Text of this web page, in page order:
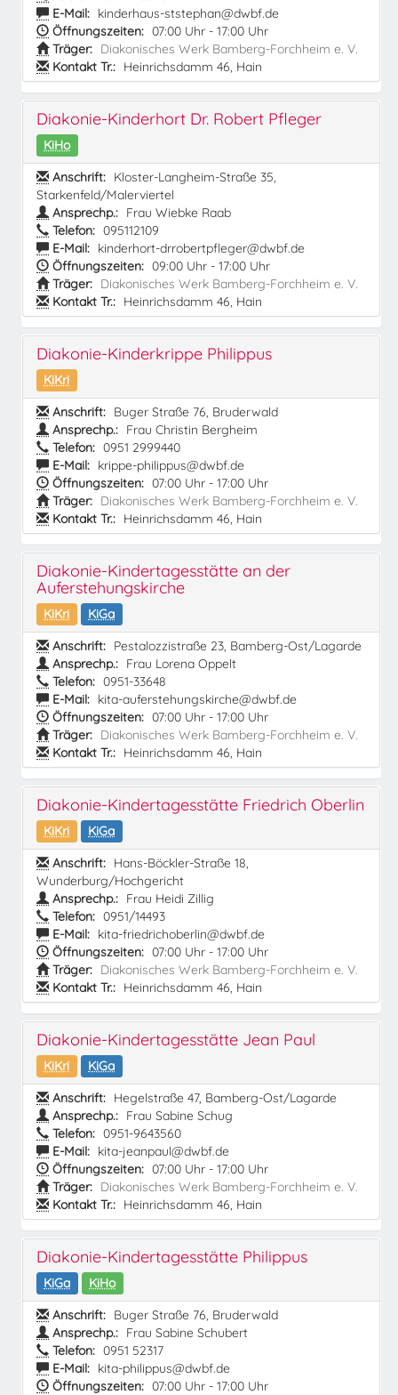
E-Mail: kinderhaus-ststephan@dwbf.de
Öffnungszeiten: 07:00 Uhr - 17:00 Uhr
Träger: Diakonisches Werk Bamberg-Forchheim e. V.
Kontakt Tr.: Heinrichsdamm 46, Hain
Diakonie-Kinderhort Dr. Robert Pfleger
KiHo
Anschrift: Kloster-Langheim-Straße 35,
Starkenfeld/Malerviertel
Ansprechp.: Frau Wiebke Raab
Telefon: 095112109
E-Mail: kinderhort-drrobertpfleger@dwbf.de
Öffnungszeiten: 09:00 Uhr - 17:00 Uhr
Träger: Diakonisches Werk Bamberg-Forchheim e. V.
Kontakt Tr.: Heinrichsdamm 46, Hain
Diakonie-Kinderkrippe Philippus
KiKri
Anschrift: Buger Straße 76, Bruderwald
Ansprechp.: Frau Christin Bergheim
Telefon: 0951 2999440
E-Mail: krippe-philippus@dwbf.de
Öffnungszeiten: 07:00 Uhr - 17:00 Uhr
Träger: Diakonisches Werk Bamberg-Forchheim e. V.
Kontakt Tr.: Heinrichsdamm 46, Hain
Diakonie-Kindertagesstätte an der
Auferstehungskirche
KiKri
KiGa
Anschrift: Pestalozzistraße 23, Bamberg-Ost/Lagarde
Ansprechp.: Frau Lorena Oppelt
Telefon: 0951-33648
E-Mail: kita-auferstehungskirche@dwbf.de
Öffnungszeiten: 07:00 Uhr - 17:00 Uhr
Träger: Diakonisches Werk Bamberg-Forchheim e. V.
Kontakt Tr.: Heinrichsdamm 46, Hain
Diakonie-Kindertagesstätte Friedrich Oberlin
KiKri
KiGa
Anschrift: Hans-Böckler-Straße 18,
Wunderburg/Hochgericht
Ansprechp.: Frau Heidi Zillig
Telefon: 0951/14493
E-Mail: kita-friedrichoberlin@dwbf.de
Öffnungszeiten: 07:00 Uhr - 17:00 Uhr
Träger: Diakonisches Werk Bamberg-Forchheim e. V.
Kontakt Tr.: Heinrichsdamm 46, Hain
Diakonie-Kindertagesstätte Jean Paul
KiKri
KiGa
Anschrift: Hegelstraße 47, Bamberg-Ost/Lagarde
Ansprechp.: Frau Sabine Schug
Telefon: 0951-9643560
E-Mail: kita-jeanpaul@dwbf.de
Öffnungszeiten: 07:00 Uhr - 17:00 Uhr
Träger: Diakonisches Werk Bamberg-Forchheim e. V.
Kontakt Tr.: Heinrichsdamm 46, Hain
Diakonie-Kindertagesstätte Philippus
KiGa
KiHo
Anschrift: Buger Straße 76, Bruderwald
Ansprechp.: Frau Sabine Schubert
Telefon: 0951 52317
E-Mail: kita-philippus@dwbf.de
Öffnungszeiten: 07:00 Uhr - 17:00 Uhr